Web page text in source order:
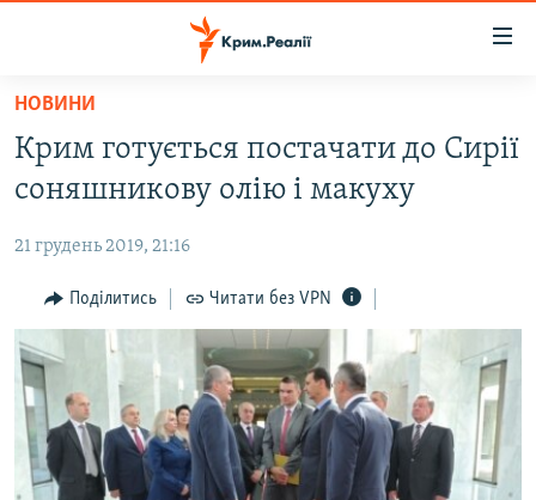
Перейти
основного
матеріалу
до
навігації
Перейти
до
пошуку
ВОДА.КРИМ
ПОЛІТИКА
БЛОГИ
ПОГЛЯД
ІНТЕРВ'Ю
ВСЕ ЗА ДЕНЬ
СПЕЦПРОЕКТИ
НОВИНИ
Крим готується постачати до Сирії
соняшникову олію і макуху
21 грудень 2019, 21:16
Поділитись Читати без VPN